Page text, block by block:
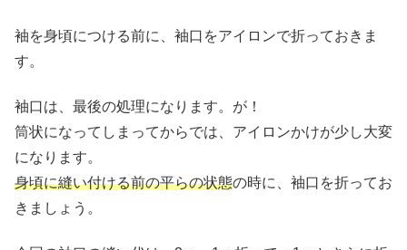
袖を身頃につける前に、袖口をアイロンで折っておきま
す。
袖口は、最後の処理になります。が！
筒状になってしまってからでは、アイロンかけが少し大変
になります。
身頃に縫い付ける前の平らの状態の時に、袖口を折ってお
きましょう。